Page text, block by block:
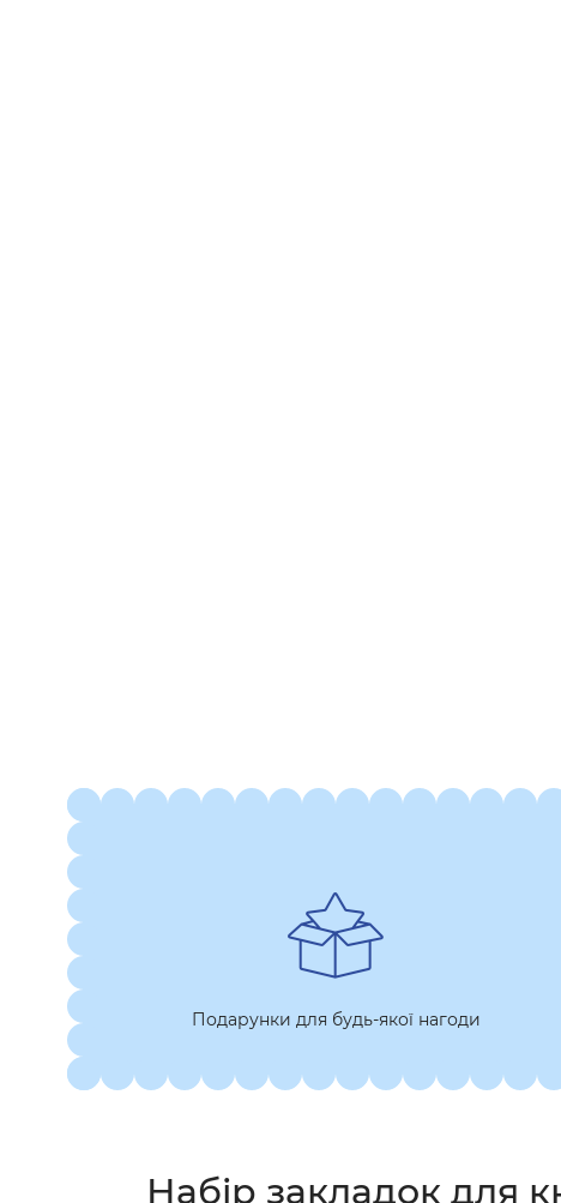
Подарунки для будь-якої нагоди
Набір закладок для